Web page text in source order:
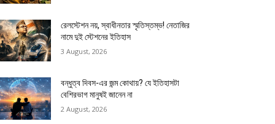
রেলস্টেশন নয়, স্বাধীনতার স্মৃতিস্তম্ভ! নেতাজির
নামে দুই স্টেশনের ইতিহাস
3 August, 2026
বন্ধুত্ব দিবস-এর জন্ম কোথায়? যে ইতিহাসটা
বেশিরভাগ মানুষই জানেন না
2 August, 2026